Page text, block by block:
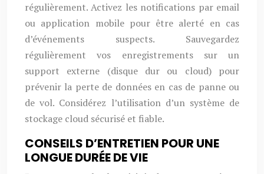
régulièrement. Activez les notifications par email
ou application mobile pour être alerté en cas
d’événements suspects. Sauvegardez
régulièrement vos enregistrements sur un
support externe (disque dur ou cloud) pour
prévenir la perte de données en cas de panne ou
de vol. Considérez l’utilisation d’un système de
stockage cloud sécurisé et fiable.
CONSEILS D’ENTRETIEN POUR UNE
LONGUE DURÉE DE VIE